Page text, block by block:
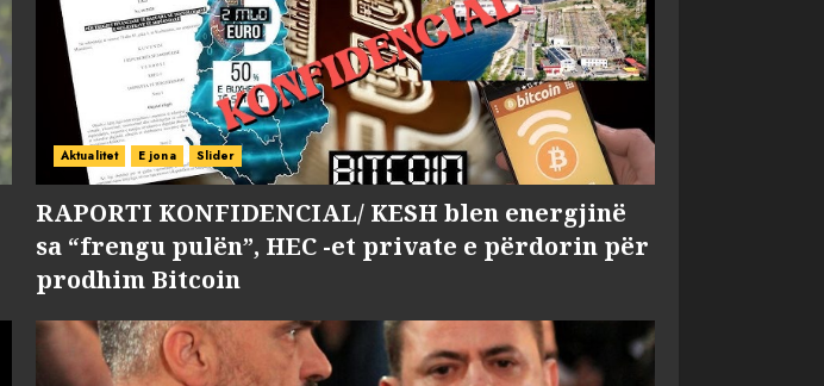
Aktualitet E jona Slider
RAPORTI KONFIDENCIAL/ KESH blen energjinë
sa “frengu pulën”, HEC -et private e përdorin për
prodhim Bitcoin